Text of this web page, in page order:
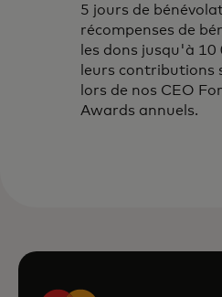
5 jours de
récompenses de
les dons jusqu'à
leurs contributions
lors de nos CEO
Awards annuels.